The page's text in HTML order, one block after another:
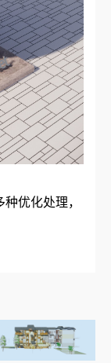
种优化处理，